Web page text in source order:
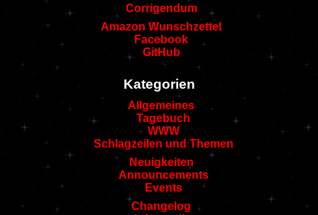
Corrigendum
Amazon Wunschzettel
Facebook
GitHub
Kategorien
Allgemeines
Tagebuch
WWW
Schlagzeilen und Themen
Neuigkeiten
Announcements
Events
Changelog